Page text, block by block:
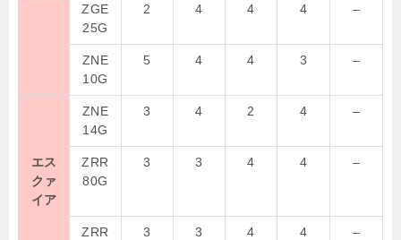
ZGE
25G
2 4 4 4 –
ZNE
10G
5 4 4 3 –
ZNE
14G
3 4 2 4 –
エス
クァ
イア
ZRR
80G
3 3 4 4 –
ZRR
3 3 4 4 –